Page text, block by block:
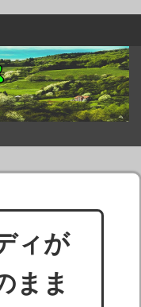
ィが
まま